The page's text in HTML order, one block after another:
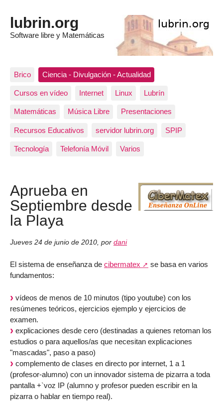
lubrin.org
Software libre y Matemáticas
Brico Ciencia - Divulgación - Actualidad
Cursos en vídeo Internet Linux Lubrín
Matemáticas Música Libre Presentaciones
Recursos Educativos servidor lubrin.org SPIP
Tecnología Telefonía Móvil Varios
Aprueba en
Septiembre desde
la Playa
Jueves 24 de junio de 2010, por dani
El sistema de enseñanza de cibermatex
se basa en varios
fundamentos:
vídeos de menos de 10 minutos (tipo youtube) con los
resúmenes teóricos, ejercicios ejemplo y ejercicios de
examen.
explicaciones desde cero (destinadas a quienes retoman los
estudios o para aquellos/as que necesitan explicaciones
"mascadas", paso a paso)
complemento de clases en directo por internet, 1 a 1
(profesor-alumno) con un innovador sistema de pizarra a toda
pantalla +`voz IP (alumno y profesor pueden escribir en la
pizarra o hablar en tiempo real).